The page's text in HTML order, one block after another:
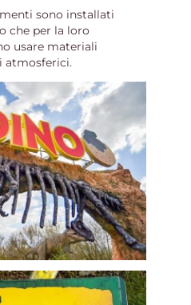
sono installati
che per la loro
usare materiali
atmosferici.